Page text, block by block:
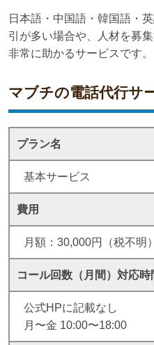
日本語・中国語・韓国語・
引が多い場合や、人材を募
非常に助かるサービスです。
マブチの電話代行サ
プラン名
基本サービス
費用
月額：30,000円（税不明）
コール回数（月間） 対応時
公式HPに記載なし
月〜金 10:00〜18:00